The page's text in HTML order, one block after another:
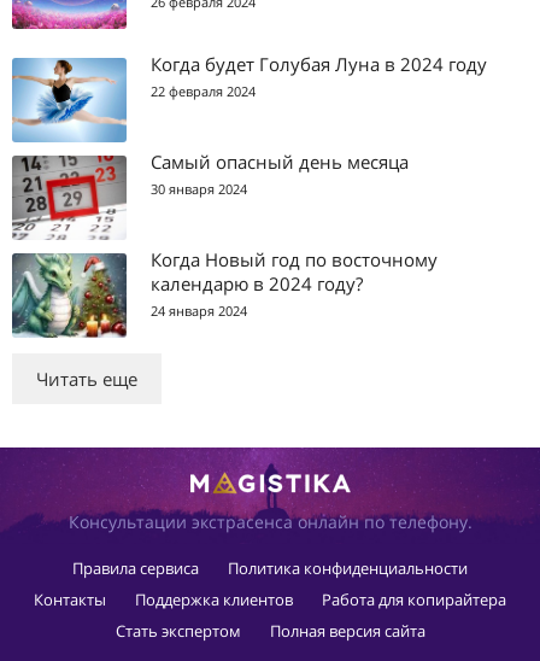
Когда будет Голубая Луна в 2024 году
22 февраля 2024
Самый опасный день месяца
30 января 2024
Когда Новый год по восточному
календарю в 2024 году?
24 января 2024
Читать еще
Консультации экстрасенса онлайн по телефону.
Правила сервиса
Политика конфиденциальности
Контакты
Поддержка клиентов
Работа для копирайтера
Стать экспертом
Полная версия сайта